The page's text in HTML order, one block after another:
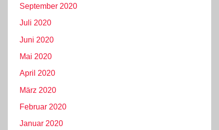
September 2020
Juli 2020
Juni 2020
Mai 2020
April 2020
März 2020
Februar 2020
Januar 2020